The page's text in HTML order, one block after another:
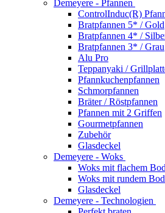
Demeyere - Pfannen
ControlInduc(R)
Bratpfannen 5* / Gold
Bratpfannen 4* /
Bratpfannen 3* / Grau
Alu Pro
Teppanyaki /
Pfannkuchenpfannen
Schmorpfannen
Bräter / Röstpfannen
Pfannen mit 2 Griffen
Gourmetpfannen
Zubehör
Glasdeckel
Demeyere - Woks
Woks mit flachem
Woks mit rundem
Glasdeckel
Demeyere - Technologien